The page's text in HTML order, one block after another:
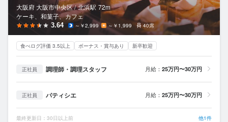
大阪府 大阪市中央区 / 北浜駅 72m
ケーキ、和菓子、カフェ
3.64 ～￥2,999 ～￥1,999 40席
食べログ評価 3.5以上 ボーナス・賞与あり 新卒歓迎
正社員 調理師・調理スタッフ 月給： 25万円〜30万円
正社員 パティシエ 月給： 25万円〜30万円
最終更新日：30日以上前 他1件